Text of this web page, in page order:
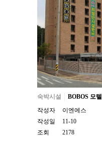
숙박시설
BOBOS 모텔
작성자
이엔에스
작성일
11-10
조회
2178